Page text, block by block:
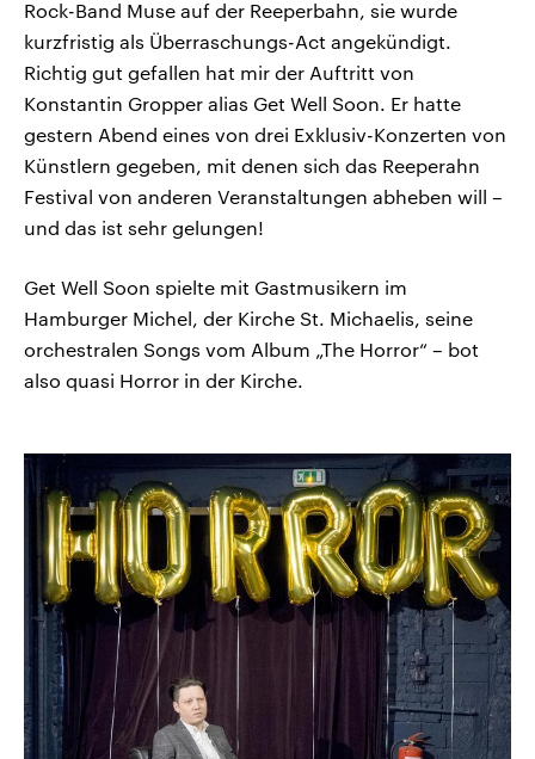
Rock-Band Muse auf der Reeperbahn, sie wurde
kurzfristig als Überraschungs-Act angekündigt.
Richtig gut gefallen hat mir der Auftritt von
Konstantin Gropper alias Get Well Soon. Er hatte
gestern Abend eines von drei Exklusiv-Konzerten von
Künstlern gegeben, mit denen sich das Reeperahn
Festival von anderen Veranstaltungen abheben will –
und das ist sehr gelungen!
Get Well Soon spielte mit Gastmusikern im
Hamburger Michel, der Kirche St. Michaelis, seine
orchestralen Songs vom Album „The Horror“ – bot
also quasi Horror in der Kirche.